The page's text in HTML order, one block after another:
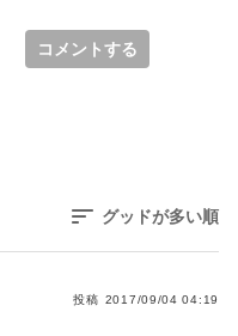
コメントする
グッドが多い順
投稿 2017/09/04 04:19